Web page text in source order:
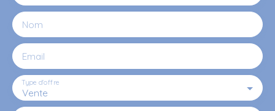
Nom
Email
Vente
Type d'offre